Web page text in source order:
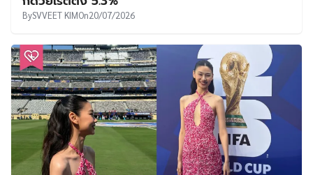
BySVVEET KIMOn20/07/2026